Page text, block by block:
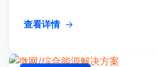
查看详情 →